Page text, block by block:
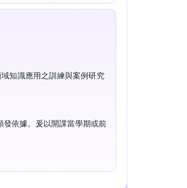
知識應用之訓練與案例研究
發依據。爰以開課當學期或前